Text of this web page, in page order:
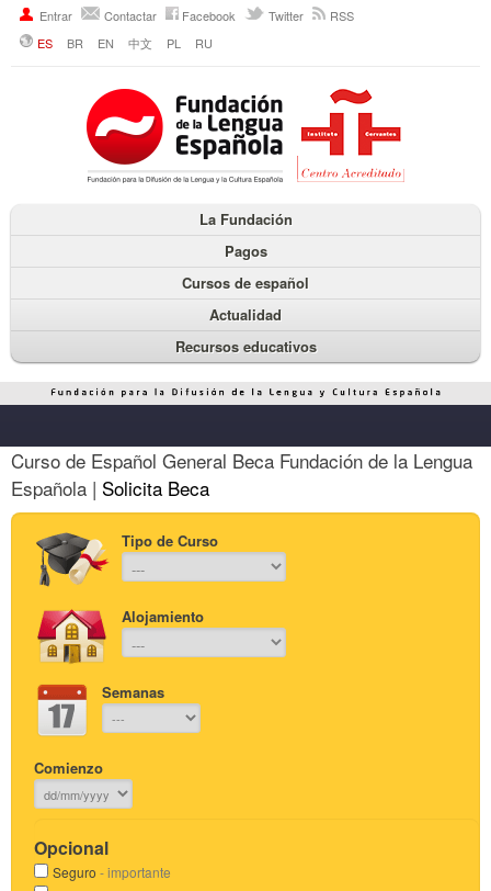
Entrar Contactar Facebook Twitter
RSS
ES
BR EN 中文 PL RU
La Fundación
Pagos
Cursos de español
Actualidad
Recursos educativos
Curso de Español General Beca Fundación de la Lengua
Española | Solicita Beca
Tipo de Curso
Alojamiento
Semanas
Comienzo
Opcional
Seguro - importante